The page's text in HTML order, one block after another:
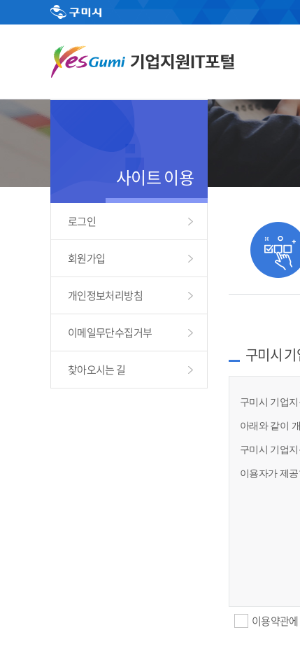
사이트 이용
로그인
회원가입
개인정보처리방침
이메일무단수집거부
찾아오시는 길
구미시
구미시 기업
아래와 같이
구미시 기업
이용자가 제
이용약관